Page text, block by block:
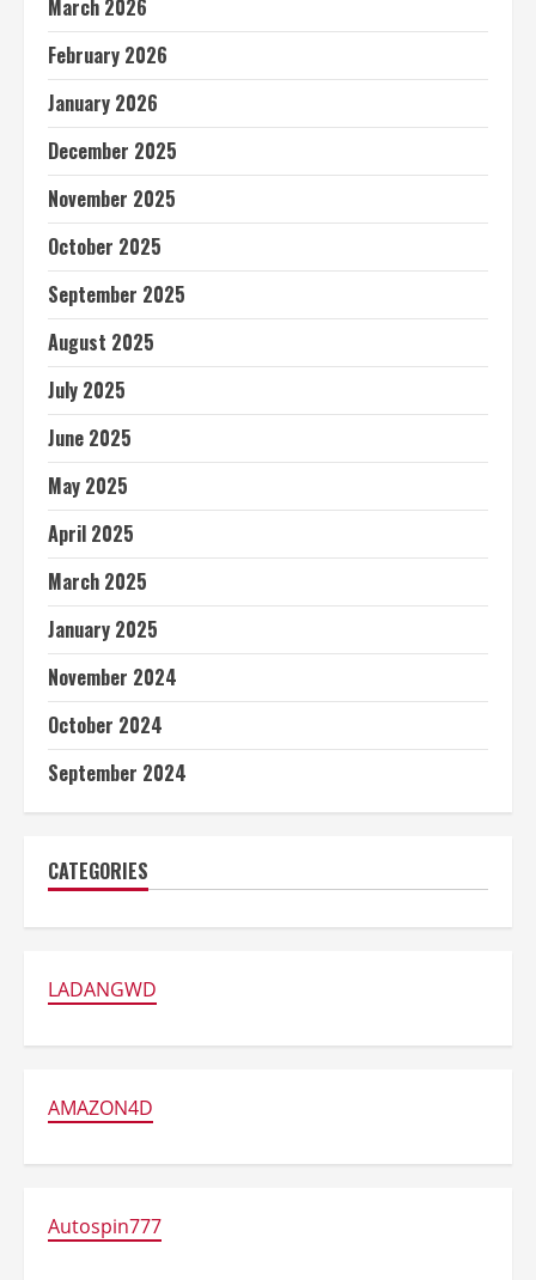
March 2026
February 2026
January 2026
December 2025
November 2025
October 2025
September 2025
August 2025
July 2025
June 2025
May 2025
April 2025
March 2025
January 2025
November 2024
October 2024
September 2024
CATEGORIES
LADANGWD
AMAZON4D
Autospin777